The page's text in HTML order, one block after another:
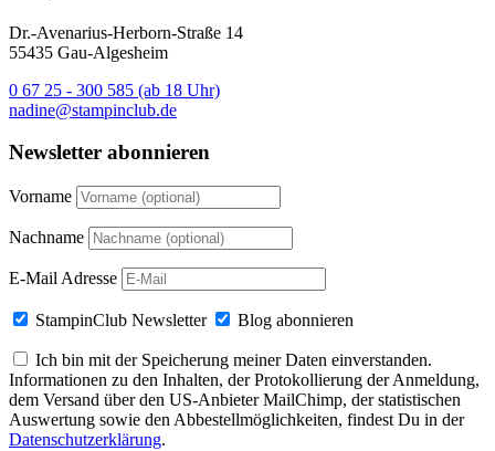
Dr.-Avenarius-Herborn-Straße 14
55435 Gau-Algesheim
0 67 25 - 300 585 (ab 18 Uhr)
nadine@stampinclub.de
Newsletter abonnieren
Vorname
Nachname
E-Mail Adresse
StampinClub Newsletter Blog abonnieren
Ich bin mit der Speicherung meiner Daten einverstanden.
Informationen zu den Inhalten, der Protokollierung der Anmeldung,
dem Versand über den US-Anbieter MailChimp, der statistischen
Auswertung sowie den Abbestellmöglichkeiten, findest Du in der
Datenschutzerklärung.